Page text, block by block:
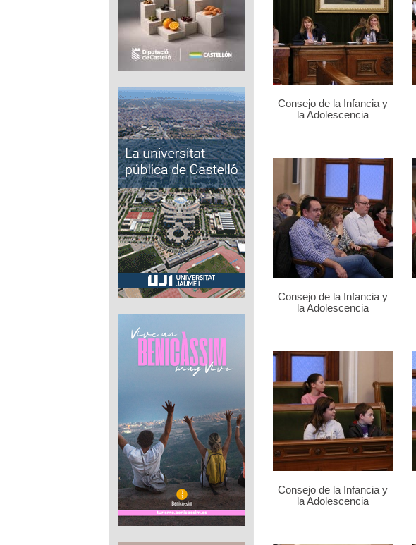
Consejo de la Infancia y
la Adolescencia
Consejo de la Infancia y
la Adolescencia
Consejo de la Infancia y
la Adolescencia